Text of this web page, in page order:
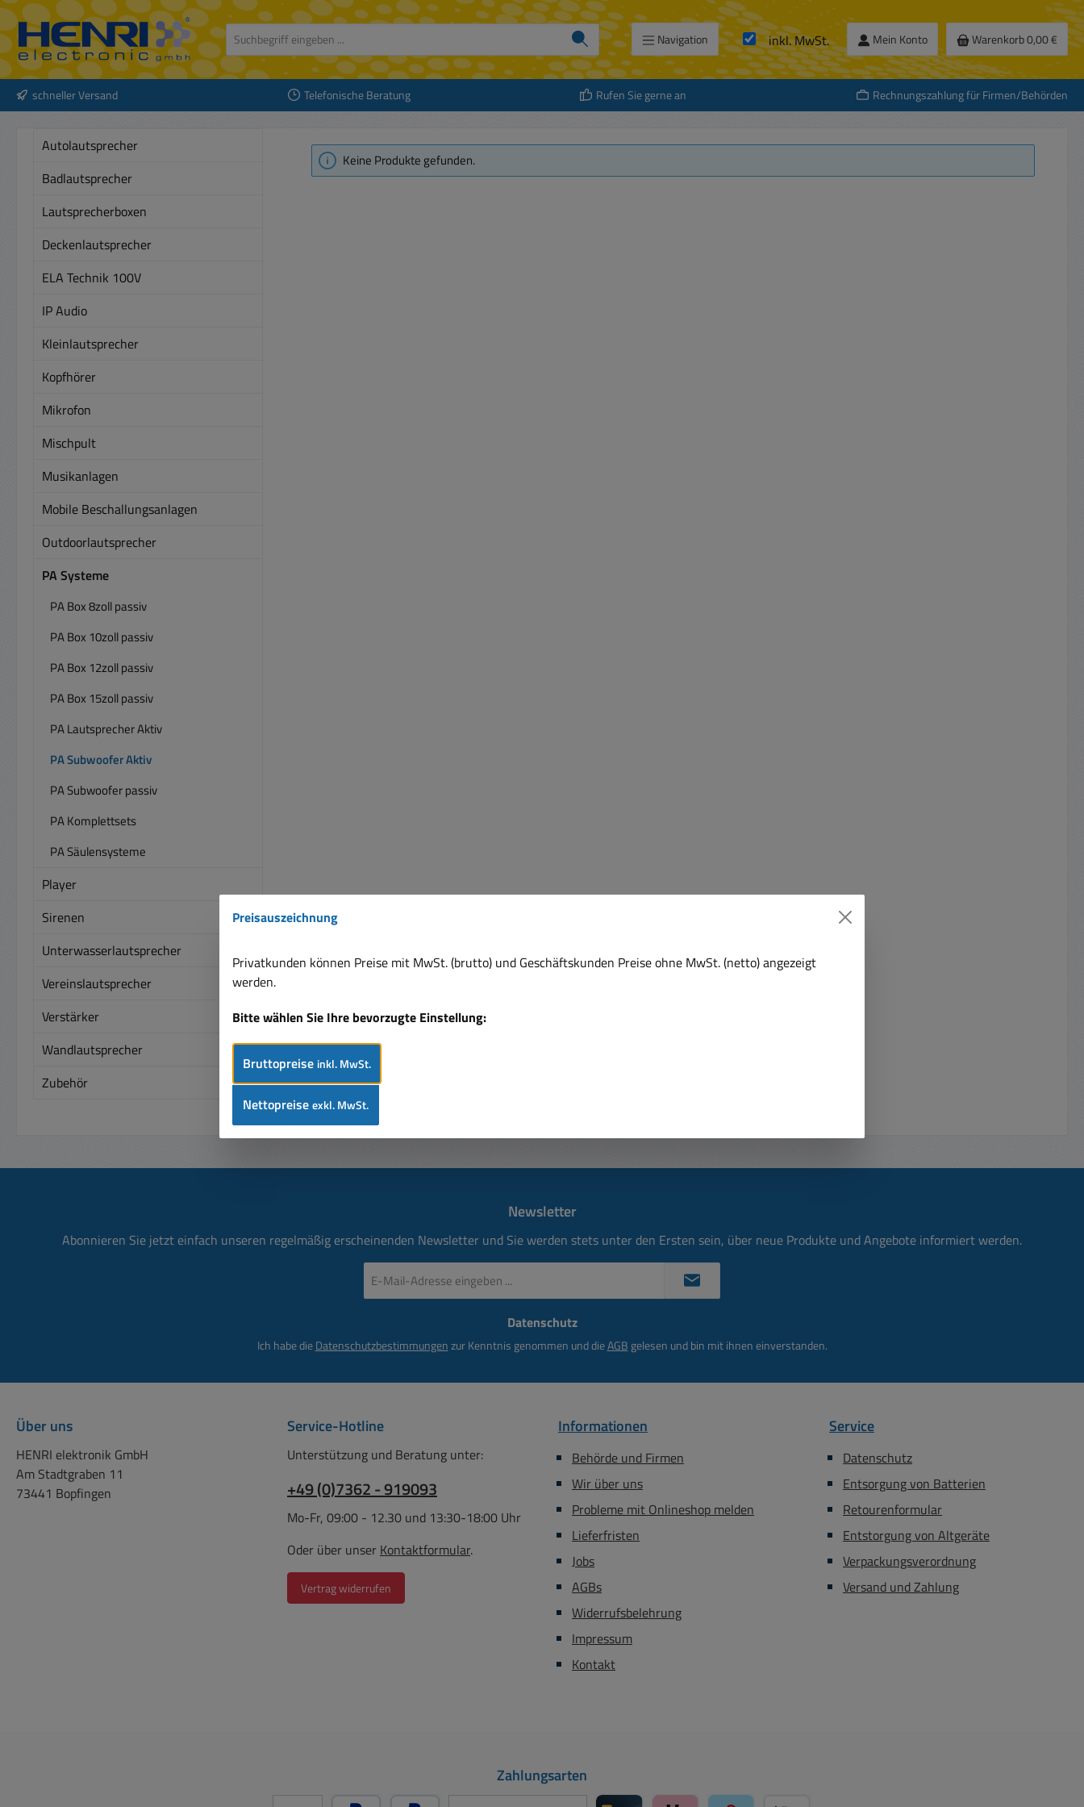
Hauptinhalt springen
Zur Suche springen
Zur Hauptnavigation springen
Navigation inkl. MwSt. Mein Konto Warenkorb0,00 €
schneller Versand Telefonische Beratung Rufen Sie gerne an Rechnungszahlung für Firmen/Behörden
Autolautsprecher
Badlautsprecher
Lautsprecherboxen
Deckenlautsprecher
ELA Technik 100V
IP Audio
Kleinlautsprecher
Kopfhörer
Mikrofon
Mischpult
Musikanlagen
Mobile Beschallungsanlagen
Outdoorlautsprecher
PA Systeme
PA Box 8zoll passiv
PA Box 10zoll passiv
PA Box 12zoll passiv
PA Box 15zoll passiv
PA Lautsprecher Aktiv
PA Subwoofer Aktiv
PA Subwoofer passiv
PA Komplettsets
PA Säulensysteme
Player
Sirenen
Unterwasserlautsprecher
Vereinslautsprecher
Verstärker
Wandlautsprecher
Zubehör
Keine Produkte gefunden.
Newsletter
Abonnieren Sie jetzt einfach unseren regelmäßig erscheinenden Newsletter und Sie werden stets unter den Ersten sein, über neue Produkte und Angebote informiert werden.
Mail-
Datenschutz
Ich habe dieDatenschutzbestimmungenzur Kenntnis genommen und dieAGB gelesen und bin mit ihnen einverstanden.
Über uns
HENRI elektronik GmbH
Am Stadtgraben 11
73441 Bopfingen
Service-Hotline
Unterstützung und Beratung unter:
+49 (0)7362 - 919093
Mo-Fr, 09:00 - 12.30 und 13:30-18:00 Uhr
Oder über unser Kontaktformular.
Vertrag widerrufen
Informationen
Behörde und Firmen
Wir über uns
Probleme mit Onlineshop melden
Lieferfristen
Jobs
AGBs
Widerrufsbelehrung
Impressum
Kontakt
Service
Datenschutz
Entsorgung von Batterien
Retourenformular
Entstorgung von Altgeräte
Verpackungsverordnung
Versand und Zahlung
Zahlungsarten
Preisauszeichnung
Privatkunden können Preise mit MwSt. (brutto) und Geschäftskunden Preise ohne MwSt. (netto) angezeigt
werden.
Bitte wählen Sie Ihre bevorzugte Einstellung:
Bruttopreise inkl. MwSt.
Nettopreiseexkl. MwSt.